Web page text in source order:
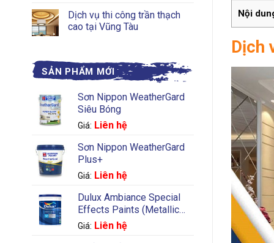
Dịch vụ thi công trần thạch
cao tại Vũng Tàu
SẢN PHẨM MỚI
Sơn Nippon WeatherGard
Siêu Bóng
Giá: Liên hệ
Sơn Nippon WeatherGard
Plus+
Giá: Liên hệ
Dulux Ambiance Special
Effects Paints (Metallic
Silver)
Giá: Liên hệ
Nội
Dịch